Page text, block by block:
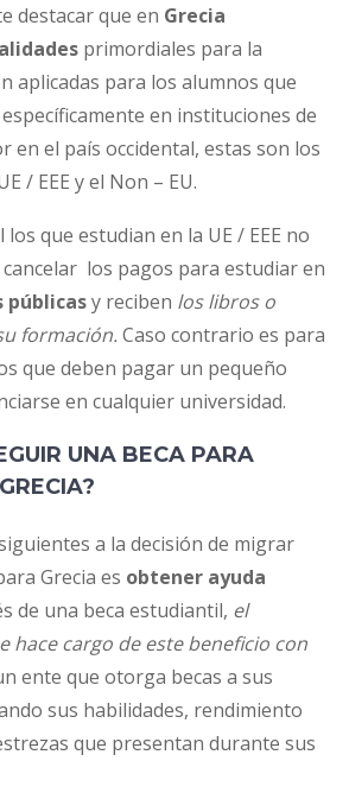
destacar que en Grecia
primordiales para la
aplicadas para los alumnos que
en instituciones de
en el país occidental, estas son los
/ EEE y el Non – EU.
que estudian en la UE / EEE no
los pagos para estudiar en
públicasy reciben los libros o
formación. Caso contrario es para
que deben pagar un pequeño
en cualquier universidad.
UNA BECA PARA
a la decisión de migrar
Grecia es obtener ayuda
de una beca estudiantil, el
hace cargo de este beneficio con
ente que otorga becas a sus
sus habilidades, rendimiento
que presentan durante sus